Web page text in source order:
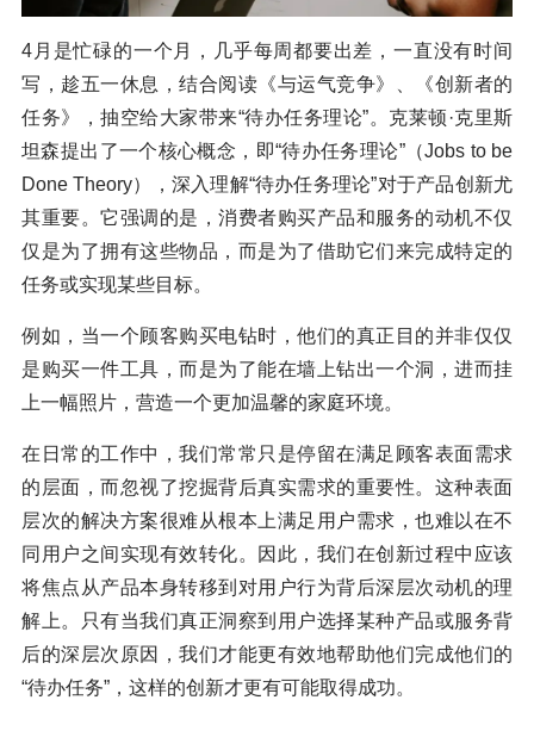
4月是忙碌的一个月，几乎每周都要出差，一直没有时间
写，趁五一休息，结合阅读《与运气竞争》、《创新者的
任务》，抽空给大家带来“待办任务理论”。克莱顿·克里斯
坦森提出了一个核心概念，即“待办任务理论”（Jobs to be
Done Theory），深入理解“待办任务理论”对于产品创新尤
其重要。它强调的是，消费者购买产品和服务的动机不仅
仅是为了拥有这些物品，而是为了借助它们来完成特定的
任务或实现某些目标。
例如，当一个顾客购买电钻时，他们的真正目的并非仅仅
是购买一件工具，而是为了能在墙上钻出一个洞，进而挂
上一幅照片，营造一个更加温馨的家庭环境。
在日常的工作中，我们常常只是停留在满足顾客表面需求
的层面，而忽视了挖掘背后真实需求的重要性。这种表面
层次的解决方案很难从根本上满足用户需求，也难以在不
同用户之间实现有效转化。因此，我们在创新过程中应该
将焦点从产品本身转移到对用户行为背后深层次动机的理
解上。只有当我们真正洞察到用户选择某种产品或服务背
后的深层次原因，我们才能更有效地帮助他们完成他们的
“待办任务”，这样的创新才更有可能取得成功。